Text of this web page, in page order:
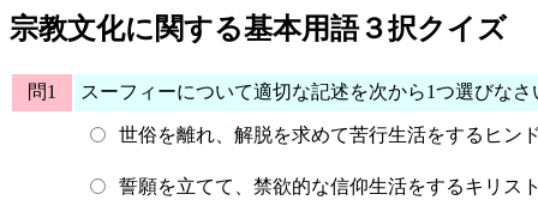
宗教文化に関する基本用語３択クイズ
問1 スーフィーについて適切な記述を次から1つ選びなさ
世俗を離れ、解脱を求めて苦行生活をするヒン
誓願を立てて、禁欲的な信仰生活をするキリス